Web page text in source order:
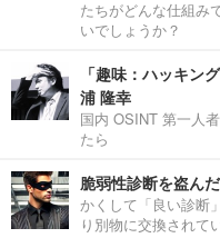
たちがどんな仕組み
いでしょうか？
「趣味：ハッキン
浦 隆幸
国内 OSINT 第一人
たら
脆弱性診断を盗ん
かくして「良い診断
り別物に交換されて